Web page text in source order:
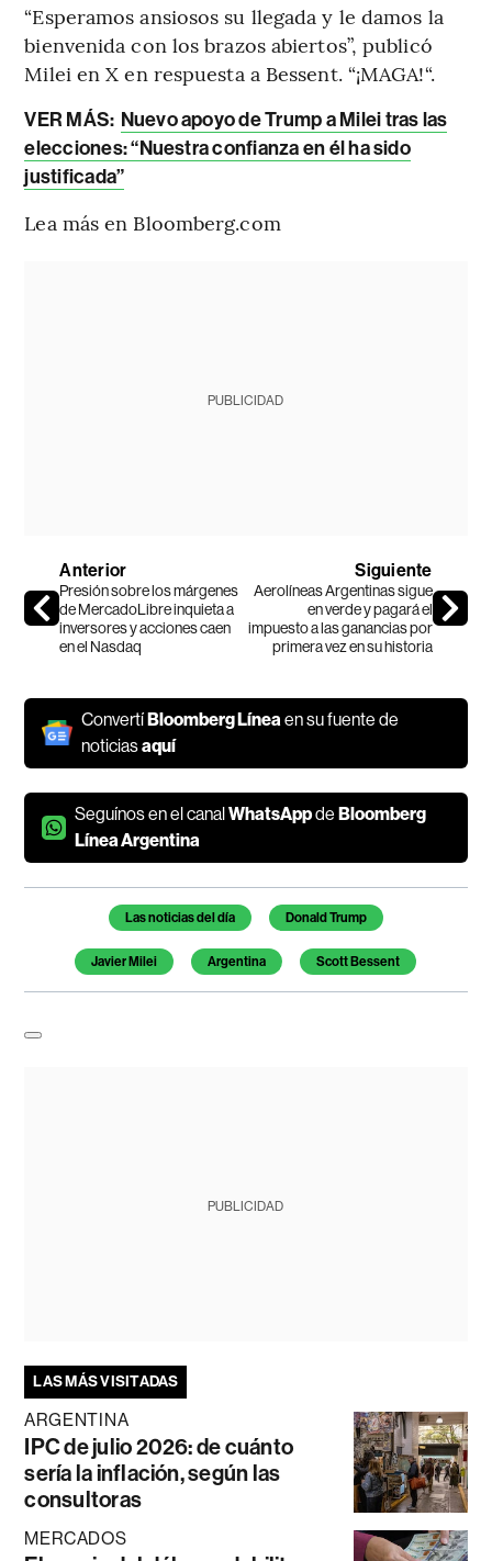
“Esperamos ansiosos su llegada y le damos la
bienvenida con los brazos abiertos”, publicó
Milei en X en respuesta a Bessent. “¡MAGA!“.
VER MÁS: Nuevo apoyo de Trump a Milei tras las
elecciones: “Nuestra confianza en él ha sido
justificada”
Lea más en Bloomberg.com
PUBLICIDAD
Anterior
Presión sobre los márgenes
de MercadoLibre inquieta a
inversores y acciones caen
en el Nasdaq
Siguiente
Aerolíneas Argentinas sigue
en verde y pagará el
impuesto a las ganancias por
primera vez en su historia
ConvertíBloomberg Línea en su fuente de
noticiasaquí
Seguínos en el canalWhatsAppdeBloomberg
Línea Argentina
Temas de este artículo
Las noticias del día Donald Trump
Javier Milei Argentina Scott Bessent
PUBLICIDAD
LAS MÁS VISITADAS
ARGENTINA
IPC de julio 2026: de cuánto
sería la inflación, según las
consultoras
MERCADOS